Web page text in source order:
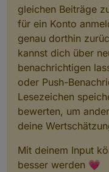
gleichen Beiträge
für ein Konto
genau dorthin
kannst dich über
benachrichtigen
oder Push-
Lesezeichen
bewerten, um
deine
Mit deinem Input
besser werden 💗